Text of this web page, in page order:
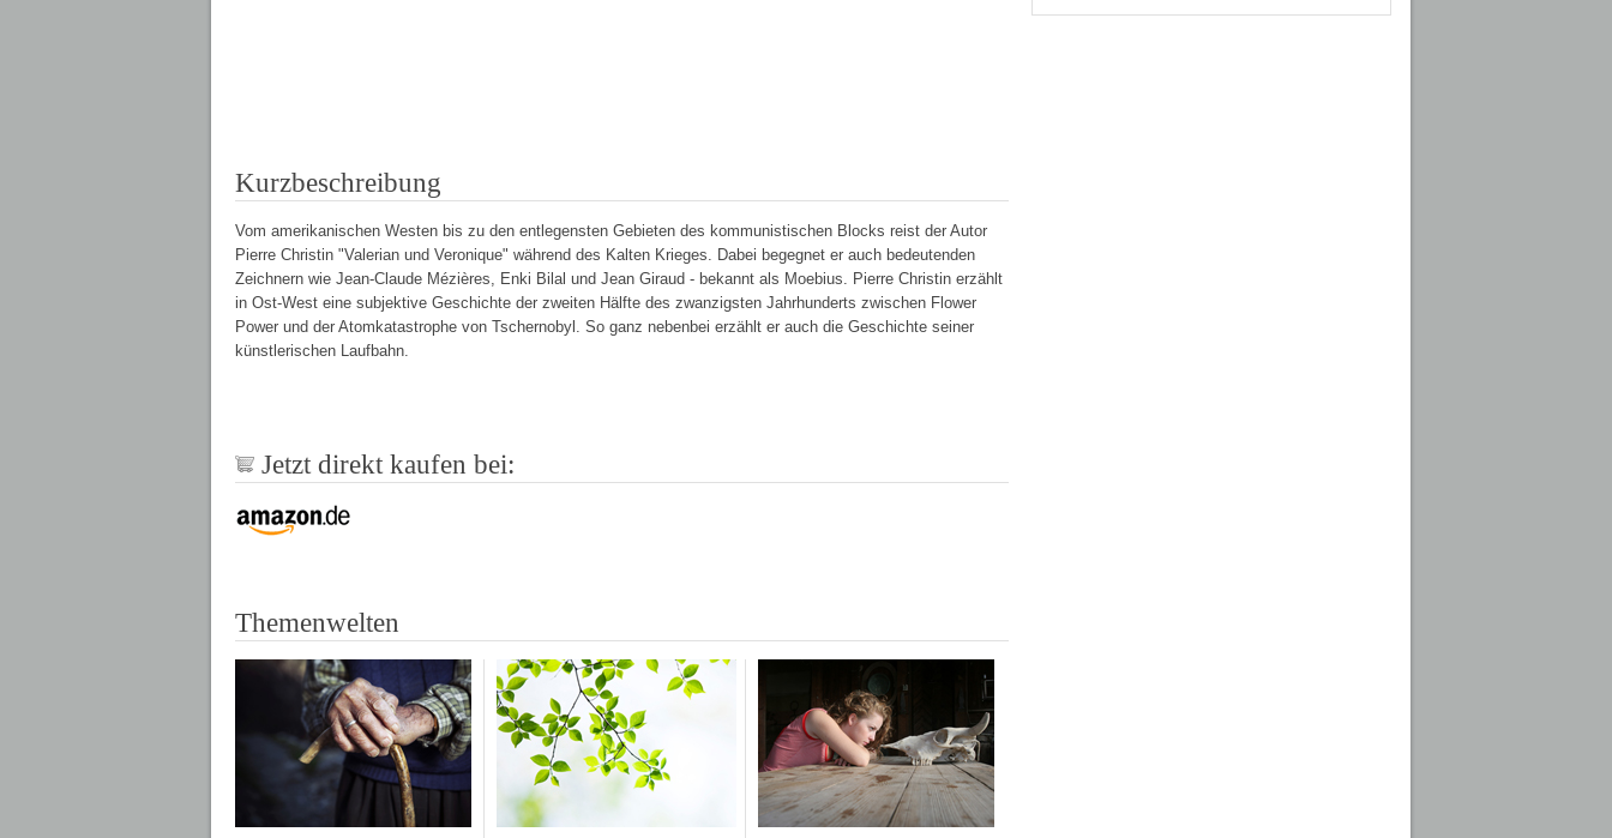
Kurzbeschreibung
Vom amerikanischen Westen bis zu den entlegensten Gebieten des kommunistischen Blocks reist der Autor
Pierre Christin "Valerian und Veronique" während des Kalten Krieges. Dabei begegnet er auch bedeutenden
Zeichnern wie Jean-Claude Mézières, Enki Bilal und Jean Giraud - bekannt als Moebius. Pierre Christin erzählt
in Ost-West eine subjektive Geschichte der zweiten Hälfte des zwanzigsten Jahrhunderts zwischen Flower
Power und der Atomkatastrophe von Tschernobyl. So ganz nebenbei erzählt er auch die Geschichte seiner
künstlerischen Laufbahn.
Jetzt direkt kaufen bei:
Themenwelten